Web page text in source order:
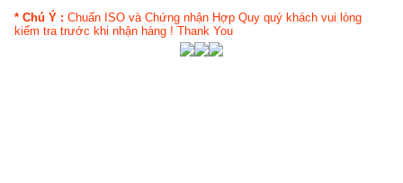
* Chú Ý : Chuẩn ISO và Chứng nhận Hợp Quy quý khách vui lòng
kiểm tra trước khi nhận hàng ! Thank You